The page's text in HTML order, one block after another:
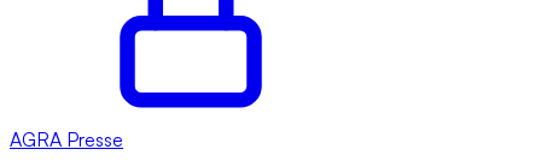
AGRA Presse